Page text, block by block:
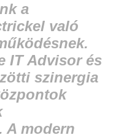
a
való
IT Advisor és
szinergia
A modern